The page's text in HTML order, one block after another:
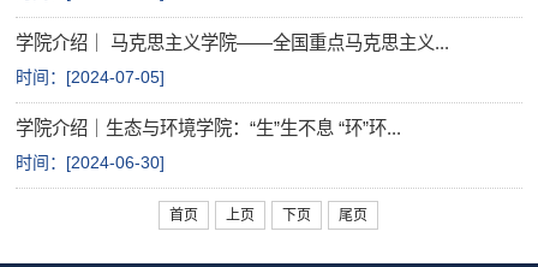
学院介绍｜ 马克思主义学院——全国重点马克思主义...
时间：[2024-07-05]
学院介绍｜生态与环境学院：“生”生不息 “环”环...
时间：[2024-06-30]
首页 上页 下页 尾页